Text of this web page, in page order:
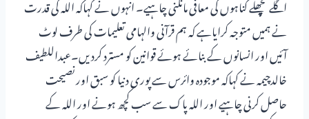
نے ہمیں متوجہ کرایاہے کہ ہم قرآنی والہامی تعلیمات کی طرف لوٹ
آئیں اور انسانوں کے بنائے ہوئے قوانین کو مسترد کردیں۔عبداللطیف
خالدچیمہ نے کہاکہ موجودہ وائرس سے پوری دنیا کو سبق اور نصیحت
حاصل کرنی چاہیے اور اللہ پاک سے سب کچھ ہونے اور اللہ کے